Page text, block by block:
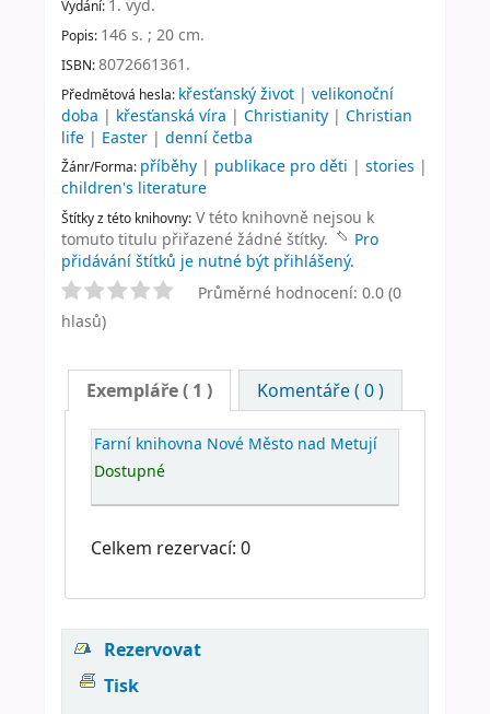
Vydání: 1. vyd.
Popis: 146 s. ; 20 cm.
ISBN:8072661361.
Předmětová hesla: křesťanský život | velikonoční
doba | křesťanská víra | Christianity | Christian
life | Easter | denní četba
Žánr/Forma: příběhy | publikace pro děti | stories |
children's literature
Štítky z této knihovny: V této knihovně nejsou k
tomuto titulu přiřazené žádné štítky.
Pro
přidávání štítků je nutné být přihlášený.
Průměrné hodnocení: 0.0 (0
hlasů)
Exempláře( 1 ) Komentáře ( 0 )
Farní knihovna Nové Město nad Metují
Dostupné
Celkem rezervací: 0
Rezervovat
Tisk